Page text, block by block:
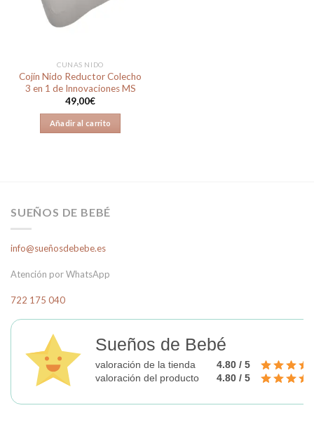
CUNAS NIDO
Cojín Nido Reductor Colecho
3 en 1 de Innovaciones MS
49,00€
Añadir al carrito
SUEÑOS DE BEBÉ
info@sueñosdebebe.es
Atención por WhatsApp
722 175 040
Sueños de Bebé
valoración de la tienda
4.80 / 5
valoración del producto
4.80 / 5